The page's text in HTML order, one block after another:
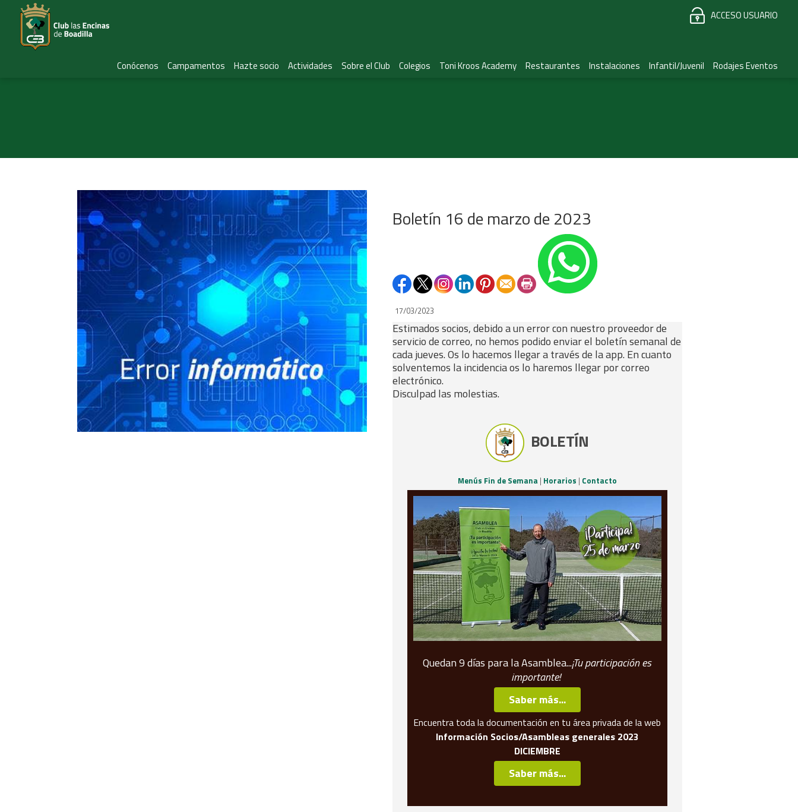
ACCESO USUARIO
Conócenos Campamentos Hazte socio Actividades Sobre el Club Colegios Toni Kroos Academy Restaurantes Instalaciones Infantil/Juvenil Rodajes Eventos
Boletín 16 de marzo de 2023
17/03/2023
Estimados socios, debido a un error con nuestro proveedor de
servicio de correo, no hemos podido enviar el boletín semanal de
cada jueves. Os lo hacemos llegar a través de la app. En cuanto
solventemos la incidencia os lo haremos llegar por correo
electrónico.
Disculpad las molestias.
BOLETÍN
Menús Fin de Semana| Horarios | Contacto
Quedan 9 días para la Asamblea...¡Tu participación es
importante!
Saber más...
Encuentra toda la documentación en tu área privada de la web
Información Socios/Asambleas generales 2023
DICIEMBRE
Saber más...